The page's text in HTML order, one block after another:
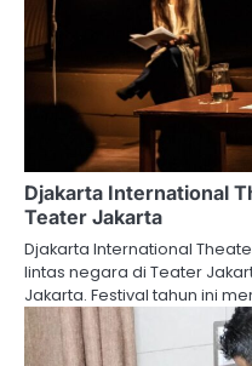
Djakarta International
Teater Jakarta
Djakarta International
lintas negara di Teater
Jakarta. Festival tahun ini